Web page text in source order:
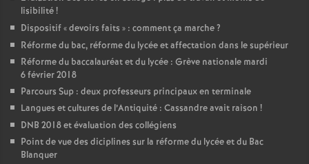
lisibilité!
Dispositif «devoirs faits » : comment ça marche?
Réforme du bac, réforme du lycée et affectation dans le supérieur
Réforme du baccalauréat et du lycée : Grève nationale mardi
6 février 2018
Parcours Sup : deux professeurs principaux en terminale
Langues et cultures de l’Antiquité : Cassandre avait raison !
DNB 2018 et évaluation des collégiens
Point de vue des diciplines sur la réforme du lycée et du Bac
Blanquer